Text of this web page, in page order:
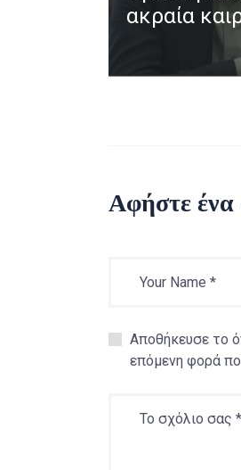
ακραία
Αφήστε ένα
Αποθήκευσε το
επόμενη φορά